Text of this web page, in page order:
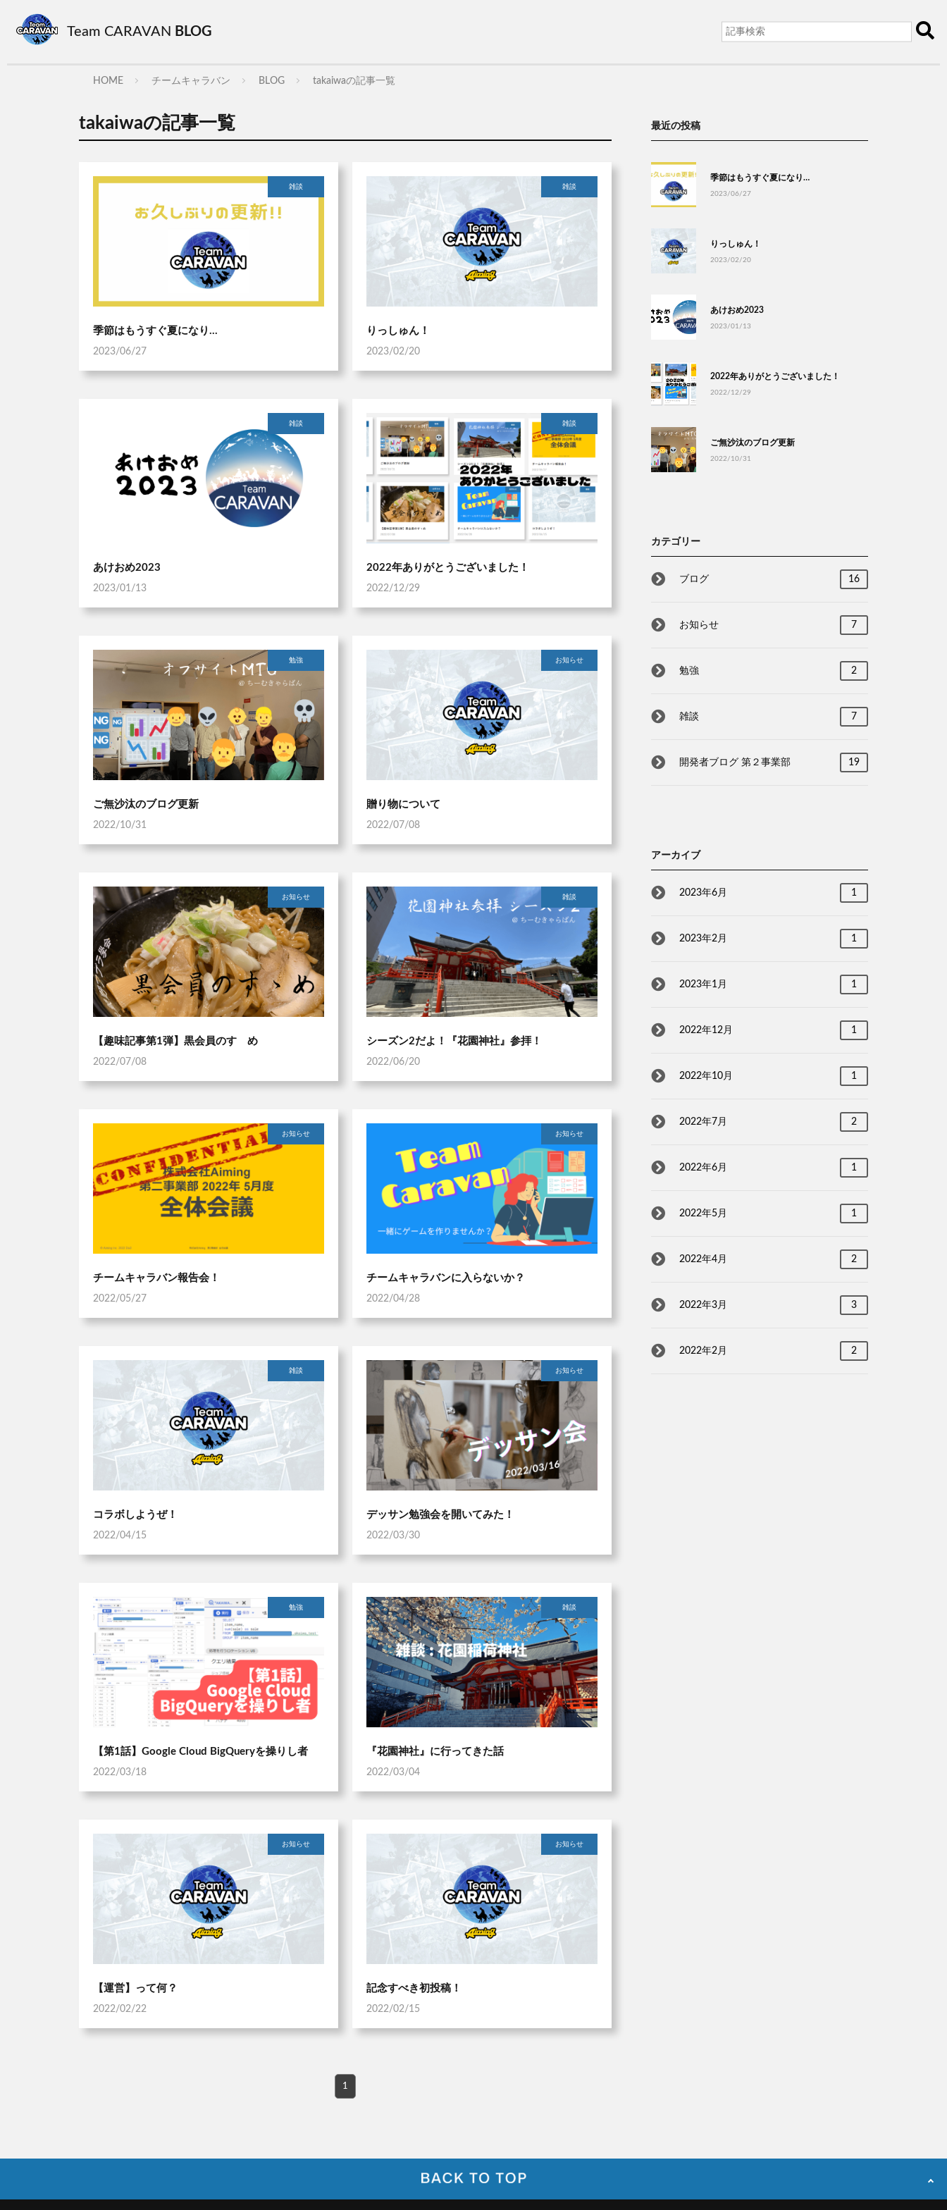
Team CARAVAN BLOG
HOME チームキャラバン BLOG takaiwaの記事一覧
takaiwaの記事一覧
雑談
季節はもうすぐ夏になり…
2023/06/27
雑談
りっしゅん！
2023/02/20
雑談
あけおめ2023
2023/01/13
雑談
2022年ありがとうございました！
2022/12/29
勉強
ご無沙汰のブログ更新
2022/10/31
お知らせ
贈り物について
2022/07/08
お知らせ
【趣味記事第1弾】黒会員のすゝめ
2022/07/08
雑談
シーズン2だよ！『花園神社』参拝！
2022/06/20
お知らせ
チームキャラバン報告会！
2022/05/27
お知らせ
チームキャラバンに入らないか？
2022/04/28
雑談
コラボしようぜ！
2022/04/15
お知らせ
デッサン勉強会を開いてみた！
2022/03/30
勉強
【第1話】Google Cloud BigQueryを操りし者
2022/03/18
雑談
『花園神社』に行ってきた話
2022/03/04
お知らせ
【運営】って何？
2022/02/22
お知らせ
記念すべき初投稿！
2022/02/15
1
最近の投稿
季節はもうすぐ夏になり…
2023/06/27
りっしゅん！
2023/02/20
あけおめ2023
2023/01/13
2022年ありがとうございました！
2022/12/29
ご無沙汰のブログ更新
2022/10/31
カテゴリー
ブログ 16
お知らせ 7
勉強 2
雑談 7
開発者ブログ 第２事業部 19
アーカイブ
2023年6月 1
2023年2月 1
2023年1月 1
2022年12月 1
2022年10月 1
2022年7月 2
2022年6月 1
2022年5月 1
2022年4月 2
2022年3月 3
2022年2月 2